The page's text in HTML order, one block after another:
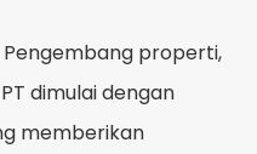
properti,
dimulai dengan
memberikan